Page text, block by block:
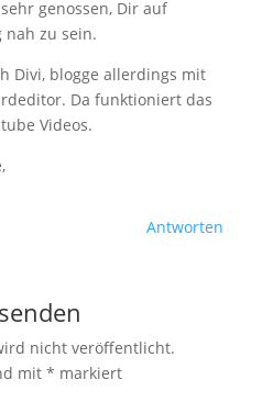
genossen, Dir auf
nah zu sein.
Divi, blogge allerdings mit
Da funktioniert das
Videos.
Antworten
nicht veröffentlicht.
mit * markiert